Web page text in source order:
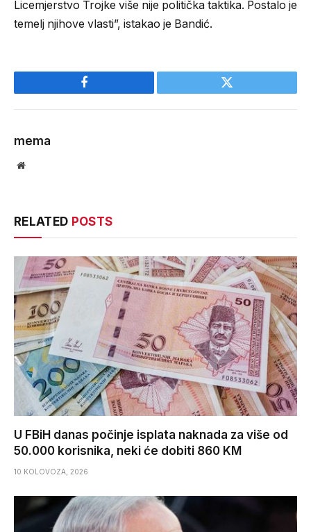
Licemjerstvo Trojke više nije politička taktika. Postalo je
temelj njihove vlasti”, istakao je Bandić.
Facebook Twitter
mema
Website
RELATED POSTS
U FBiH danas počinje isplata naknada za više od
50.000 korisnika, neki će dobiti 860 KM
10 KOLOVOZA, 2026